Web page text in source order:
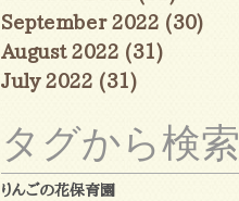
September 2022 (30)
August 2022 (31)
July 2022 (31)
タグから検索
りんごの花保育園